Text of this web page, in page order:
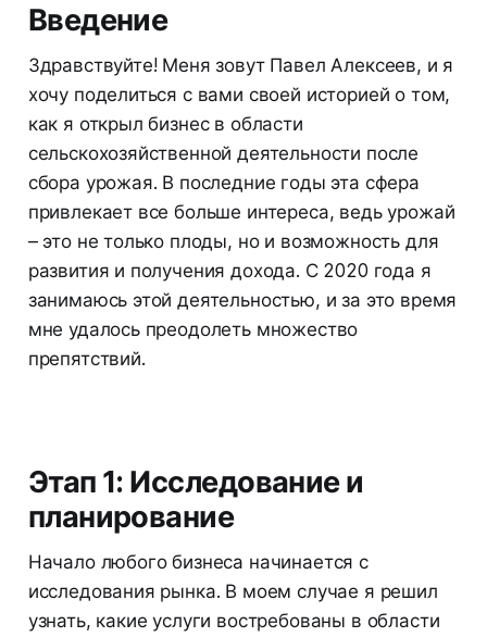
Введение
Здравствуйте! Меня зовут Павел Алексеев, и я
хочу поделиться с вами своей историей о том,
как я открыл бизнес в области
сельскохозяйственной деятельности после
сбора урожая. В последние годы эта сфера
привлекает все больше интереса, ведь урожай
– это не только плоды, но и возможность для
развития и получения дохода. С 2020 года я
занимаюсь этой деятельностью, и за это время
мне удалось преодолеть множество
препятствий.
Этап 1: Исследование и
планирование
Начало любого бизнеса начинается с
исследования рынка. В моем случае я решил
узнать, какие услуги востребованы в области